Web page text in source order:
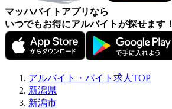
マッハバイトアプリなら
いつでもお得にアルバイトが探せます！
アルバイト・バイト求人TOP
新潟県
新潟市